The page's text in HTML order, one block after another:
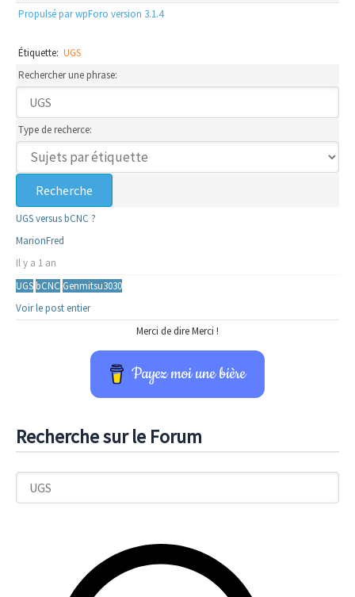
Propulsé par wpForo version 3.1.4
Étiquette: UGS
Rechercher une phrase:
Type de recherce:
UGS versus bCNC ?
MarionFred
Il y a 1 an
UGSbCNC Genmitsu3030
Voir le post entier
Merci de dire Merci !
Payez moi une bière
Recherche sur le Forum